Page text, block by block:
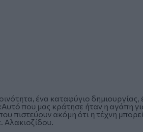
ένα καταφύγιο δημιουργίας,
που μας κράτησε ήταν η αγάπη
πιστεύουν ακόμη ότι η τέχνη